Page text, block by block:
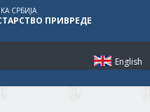
English
СРБИЈА
ПРИВРЕДЕ